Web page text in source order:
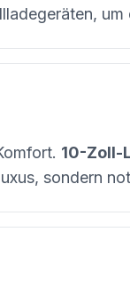
10-Zoll-
sondern